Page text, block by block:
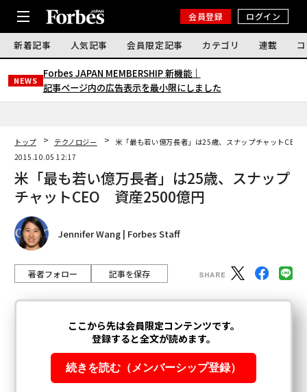
会員登録 ログイン
新着記事 人気記事 会員限定記事 カテゴリ 連載
NEWS
Forbes JAPAN MEMBERSHIP 新機能｜
記事ページ内の広告表示を最小限にしました
トップ テクノロジー
米「最も若い億万長者」は25歳、スナップチャット
2015.10.05 12:17
米「最も若い億万長者」は25歳、スナップ
チャットCEO 資産2500億円
Jennifer Wang | Forbes Staff
著者フォロー 記事を保存